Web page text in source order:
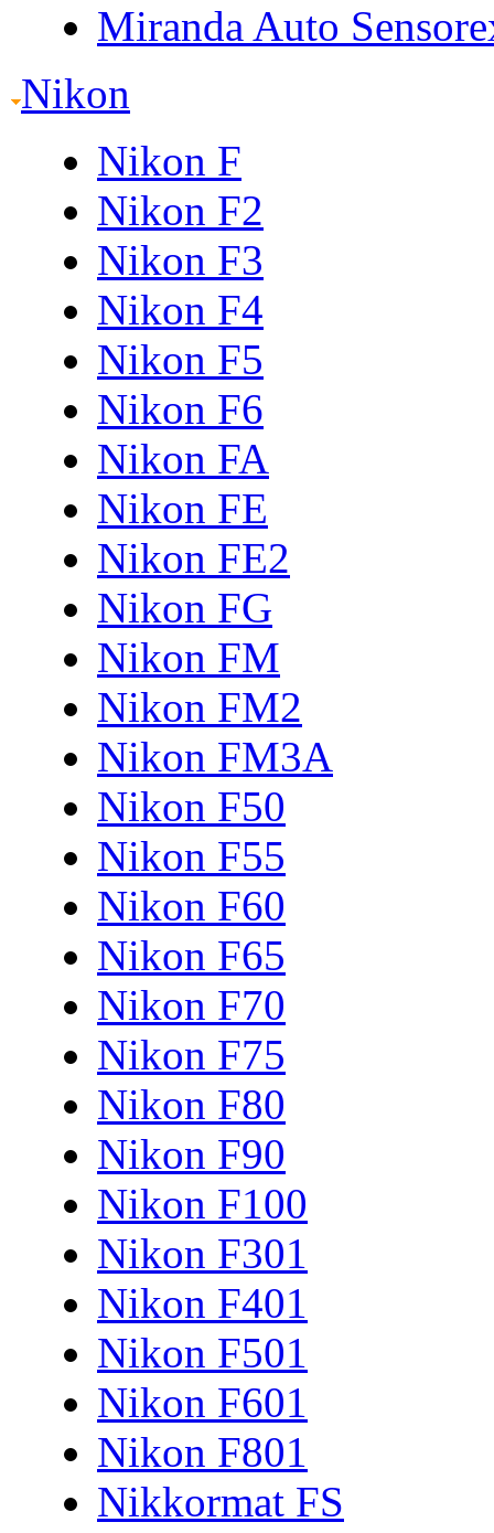
Miranda Auto
Nikon
Nikon F
Nikon F2
Nikon F3
Nikon F4
Nikon F5
Nikon F6
Nikon FA
Nikon FE
Nikon FE2
Nikon FG
Nikon FM
Nikon FM2
Nikon FM3A
Nikon F50
Nikon F55
Nikon F60
Nikon F65
Nikon F70
Nikon F75
Nikon F80
Nikon F90
Nikon F100
Nikon F301
Nikon F401
Nikon F501
Nikon F601
Nikon F801
Nikkormat FS